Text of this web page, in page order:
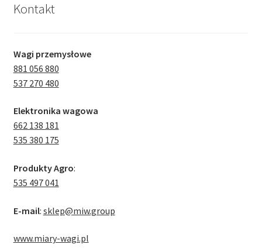
Kontakt
Wagi przemysłowe
881 056 880
537 270 480
Elektronika wagowa
662 138 181
535 380 175
Produkty Agro:
535 497 041
E-mail: sklep@miw.group
www.miary-wagi.pl